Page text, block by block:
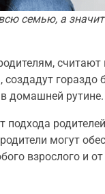
семью, а
считают
гораздо
домашней рутине.
подхода
могут
взрослого и